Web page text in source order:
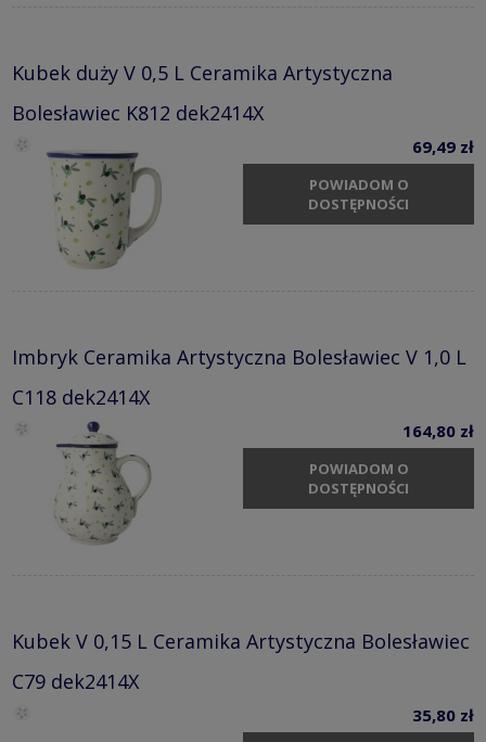
Kubek duży V 0,5 L Ceramika Artystyczna
Bolesławiec K812 dek2414X
69,49 zł
POWIADOM O
DOSTĘPNOŚCI
Imbryk Ceramika Artystyczna Bolesławiec V 1,0 L
C118 dek2414X
164,80 zł
POWIADOM O
DOSTĘPNOŚCI
Kubek V 0,15 L Ceramika Artystyczna Bolesławiec
C79 dek2414X
35,80 zł